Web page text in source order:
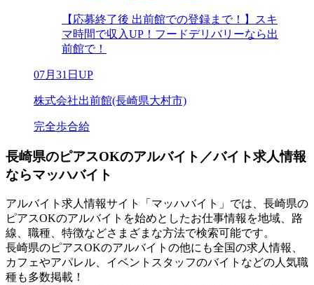
【応募終了後 出前館での登録まで！】スキ
マ時間で収入UP！フードデリバリーなら出
前館で！
07月31日UP
株式会社出前館(長崎県大村市)
完全歩合給
長崎県のピアスOKのアルバイト／バイト求人情報
ならマッハバイト
アルバイト求人情報サイト「マッハバイト」では、長崎県の
ピアスOKのアルバイトを始めとしたお仕事情報を地域、路
線、職種、特徴などさまざまな方法で検索可能です。
長崎県のピアスOKのアルバイトの他にも全国の求人情報、
カフェやアパレル、イベントスタッフのバイトなどの人気職
種も多数掲載！